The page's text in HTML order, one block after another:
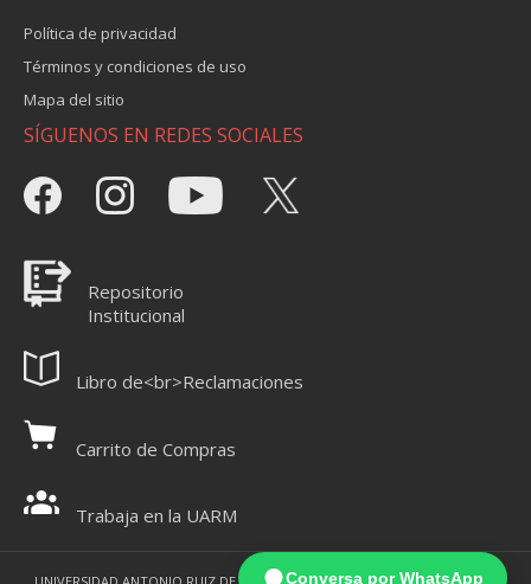
Política de privacidad
Términos y condiciones de uso
Mapa del sitio
SÍGUENOS EN REDES SOCIALES
Repositorio
Institucional
Libro de<br>Reclamaciones
Carrito de Compras
Trabaja en la UARM
Conversa por WhatsApp